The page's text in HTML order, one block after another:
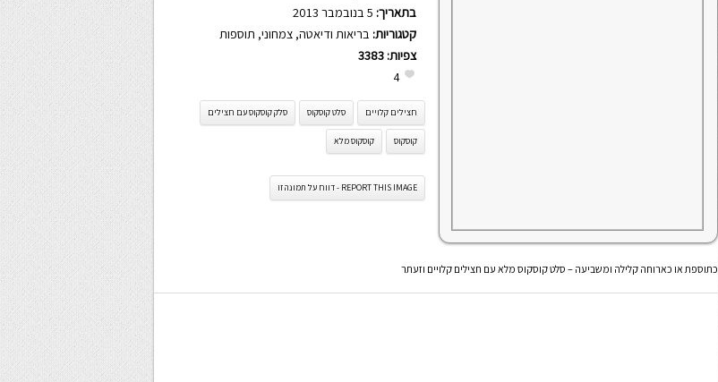
בתאריך:
קטגוריות: בריאות ודיאטה, צמחוני, תוספות
צפיות: 3383
4
חצילים קלויים סלט קוסקוס סלק קוסקוס עם חצילים
קוסקוס קוסקוס מלא
REPORT THIS IMAGE - דווח על תמונה זו
כתוספת או כארוחה קלילה ומשביעה – סלט קוסקוס מלא עם חצילים קלויים וזעתר